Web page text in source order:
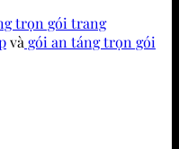
trọn gói trang
và gói an táng trọn gói